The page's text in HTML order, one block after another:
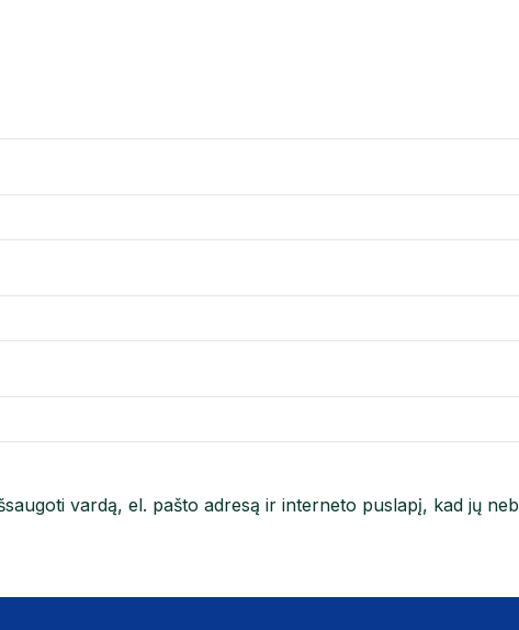
vardą, el. pašto adresą ir interneto puslapį, kad jų